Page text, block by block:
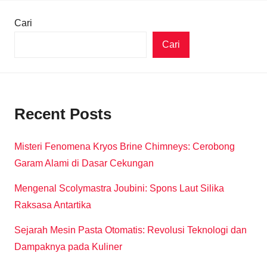
Cari
Cari
Recent Posts
Misteri Fenomena Kryos Brine Chimneys: Cerobong
Garam Alami di Dasar Cekungan
Mengenal Scolymastra Joubini: Spons Laut Silika
Raksasa Antartika
Sejarah Mesin Pasta Otomatis: Revolusi Teknologi dan
Dampaknya pada Kuliner